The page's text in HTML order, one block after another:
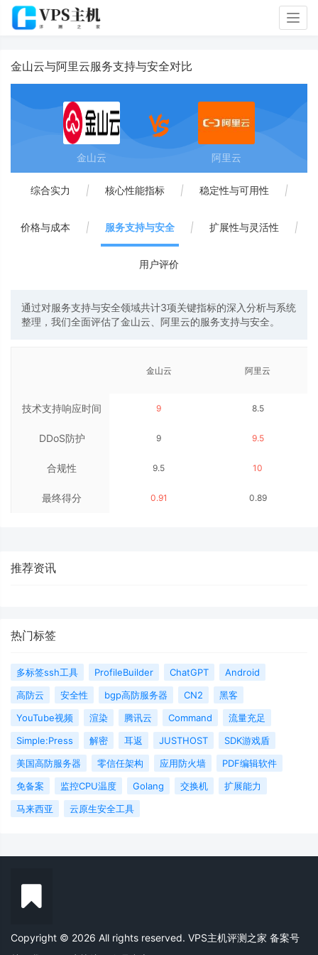
金山云与阿里云服务支持与安全对比
金山云 阿里云
综合实力 | 核心性能指标 | 稳定性与可用性 |
价格与成本 | 服务支持与安全 | 扩展性与灵活性 |
用户评价
通过对服务支持与安全领域共计3项关键指标的深入分析与系统
整理，我们全面评估了金山云、阿里云的服务支持与安全。
技术支持响应时间
DDoS防护
合规性
最终得分
金山云
9
9
9.5
0.91
阿里云
8.5
9.5
10
0.89
推荐资讯
热门标签
多标签ssh工具 ProfileBuilder ChatGPT
Android
高防云
安全性 bgp高防服务器 CN2
黑客
YouTube视频
渲染 腾讯云 Command
流量充足
Simple:Press
解密 耳返 JUSTHOST
SDK游戏盾
美国高防服务器
零信任架构 应用防火墙
PDF编辑软件
免备案
监控CPU温度 Golang 交换机
扩展能力
马来西亚
云原生安全工具
Copyright © 2026 All rights reserved. VPS主机评测之家 备案号